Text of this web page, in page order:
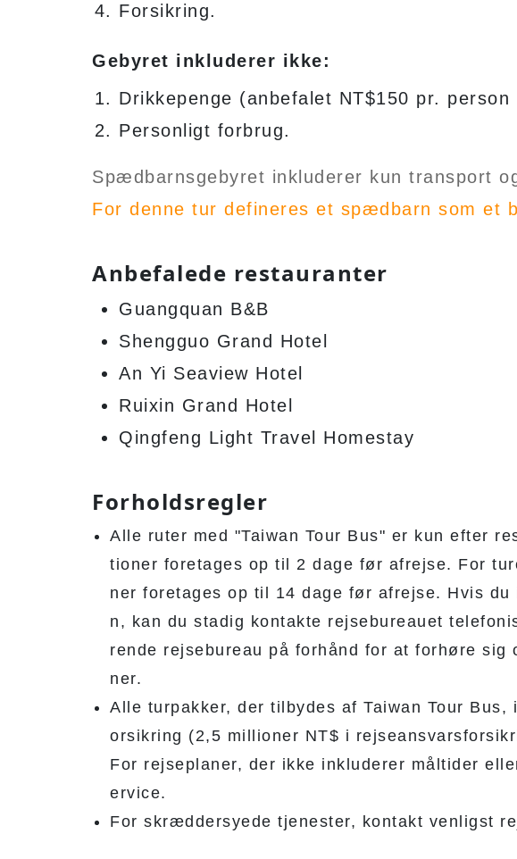
Forsikring.
Gebyret inkluderer ikke:
Drikkepenge (anbefalet NT$150 pr. person
Personligt forbrug.
Spædbarnsgebyret inkluderer kun transport
For denne tur defineres et spædbarn som et
Anbefalede restauranter
Guangquan B&B
Shengguo Grand Hotel
An Yi Seaview Hotel
Ruixin Grand Hotel
Qingfeng Light Travel Homestay
Forholdsregler
Alle ruter med "Taiwan Tour Bus" er kun efter
tioner foretages op til 2 dage før afrejse. For
ner foretages op til 14 dage før afrejse. Hvis
n, kan du stadig kontakte rejsebureauet
rende rejsebureau på forhånd for at forhøre
ner.
Alle turpakker, der tilbydes af Taiwan Tour
orsikring (2,5 millioner NT$ i
For rejseplaner, der ikke inkluderer måltider
ervice.
For skræddersyede tjenester, kontakt venligst